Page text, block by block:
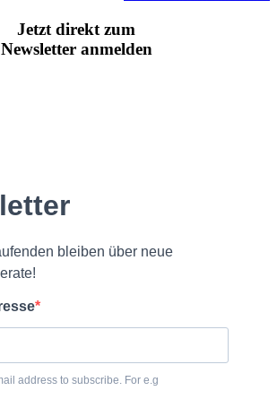
Jetzt direkt zum
Newsletter anmelden